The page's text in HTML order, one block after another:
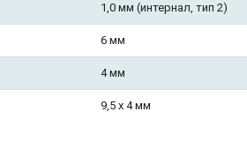
1,0 мм (интернал, тип 2)
6 мм
4 мм
9,5 х 4 мм